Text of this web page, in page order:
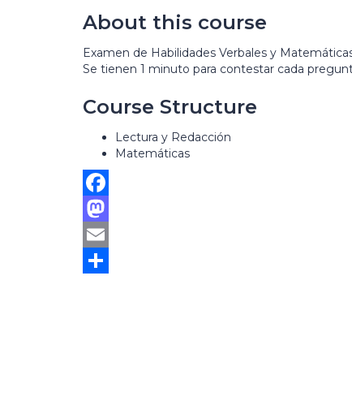
About this course
Examen de Habilidades Verbales y
Se tienen 1 minuto para contestar cada
Course Structure
Lectura y Redacción
Matemáticas
Facebook
Mastodon
Email